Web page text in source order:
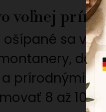
voľnej
ošípané sa
prírodnými
8 až 10